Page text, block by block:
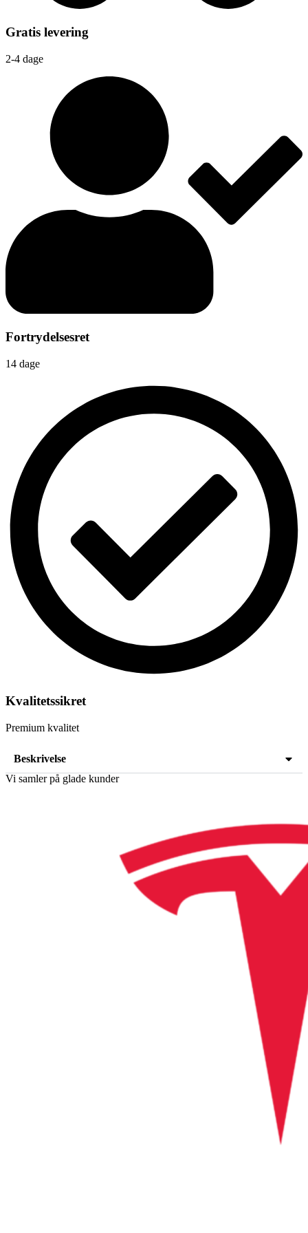
Gratis levering
2-4 dage
Fortrydelsesret
14 dage
Kvalitetssikret
Premium kvalitet
Beskrivelse
Vi samler på glade kunder